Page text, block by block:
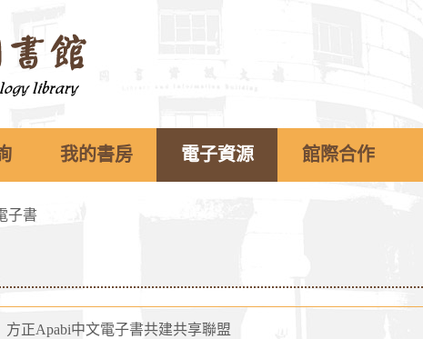
我的書房 電子資源 館際合作
子書
方正Apabi中文電子書共建共享聯盟